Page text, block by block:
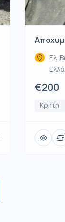
Ελ.
€200
Κρήτη